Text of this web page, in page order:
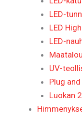
LED-
LED
LED-
UV-
Plug
Luokan